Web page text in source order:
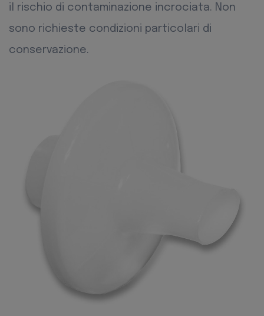
il rischio di contaminazione incrociata. Non
sono richieste condizioni particolari di
conservazione.